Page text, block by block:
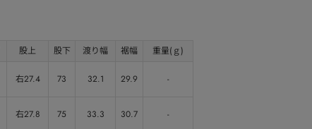
股上 股下 渡り幅 裾幅 重量(ｇ)
右27.4 73 32.1 29.9 -
右27.8 75 33.3 30.7 -